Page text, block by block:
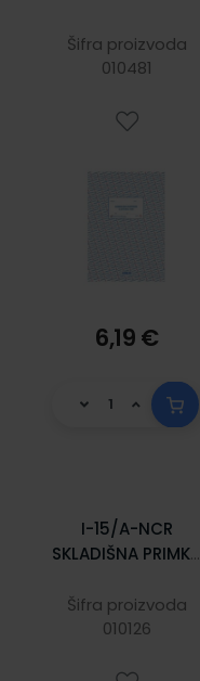
PRIMITKU ROBE;
Blok 100 listova, 21
Šifra proizvoda
010481
6,19 €
I-15/A-NCR
SKLADIŠNA PRIMKA
listova, 21 x 29,7
cm
Šifra proizvoda
010126